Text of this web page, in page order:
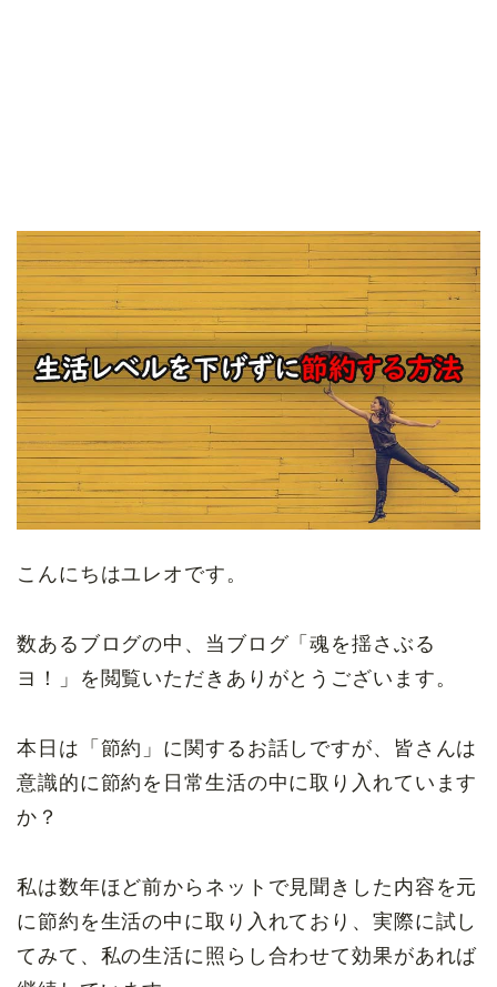
こんにちはユレオです。
数あるブログの中、当ブログ「魂を揺さぶる
ヨ！」を閲覧いただきありがとうございます。
本日は「節約」に関するお話しですが、皆さんは
意識的に節約を日常生活の中に取り入れています
か？
私は数年ほど前からネットで見聞きした内容を元
に節約を生活の中に取り入れており、実際に試し
てみて、私の生活に照らし合わせて効果があれば